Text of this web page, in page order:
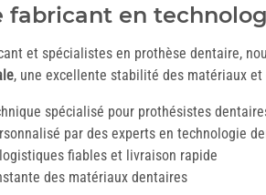
fabricant en
et spécialistes en prothèse dentaire,
, une excellente stabilité des matériaux
spécialisé pour prothésistes
par des experts en technologie
fiables et livraison rapide
des matériaux dentaires